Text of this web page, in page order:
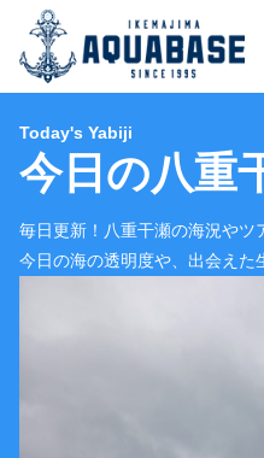
Today's Yabiji
今日の八重
毎日更新！八重干瀬の海況やツ
今日の海の透明度や、出会えた